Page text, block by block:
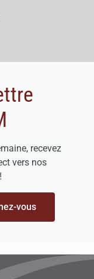
recevez
vers nos
vous